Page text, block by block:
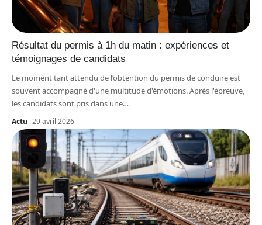
Résultat du permis à 1h du matin : expériences et
témoignages de candidats
Le moment tant attendu de l’obtention du permis de conduire est
souvent accompagné d'une multitude d'émotions. Après l'épreuve,
les candidats sont pris dans une…
Actu 29 avril 2026